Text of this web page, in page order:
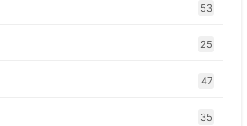
53
25
47
35